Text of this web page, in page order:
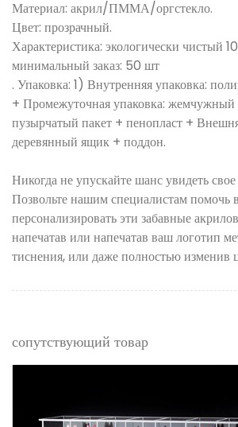
Материал: акрил/ПММА/оргстекло.
Цвет: прозрачный.
Характеристика: экологически чистый
минимальный заказ: 50 шт
. Упаковка: 1) Внутренняя упаковка:
+ Промежуточная упаковка:
пузырчатый пакет + пенопласт +
деревянный ящик + поддон.
Никогда не упускайте шанс увидеть
Позвольте нашим специалистам помочь
персонализировать эти забавные
напечатав или напечатав ваш логотип
тиснения, или даже полностью изменив
сопутствующий товар